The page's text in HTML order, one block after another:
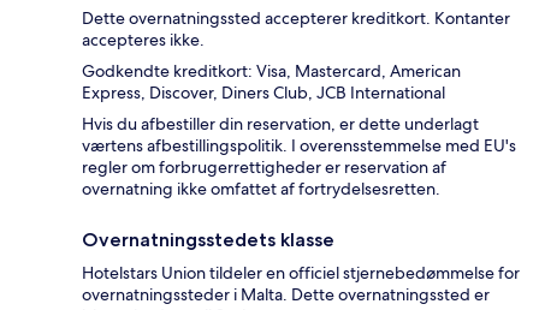
Dette overnatningssted accepterer kreditkort. Kontanter
accepteres ikke.
Godkendte kreditkort: Visa, Mastercard, American
Express, Discover, Diners Club, JCB International
Hvis du afbestiller din reservation, er dette underlagt
værtens afbestillingspolitik. I overensstemmelse med EU's
regler om forbrugerrettigheder er reservation af
overnatning ikke omfattet af fortrydelsesretten.
Overnatningsstedets klasse
Hotelstars Union tildeler en officiel stjernebedømmelse for
overnatningssteder i Malta. Dette overnatningssted er